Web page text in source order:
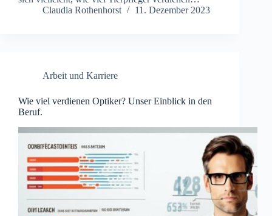
Claudia Rothenhorst
11. Dezember 2023
Arbeit und Karriere
Wie viel verdienen Optiker? Unser Einblick in den
Beruf.